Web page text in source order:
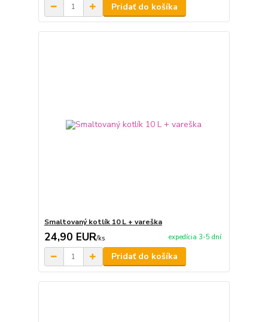
Pridať do košíka
Smaltovaný kotlík 10 L + vareška
24,90 EUR/ks expedícia 3-5 dní
Pridať do košíka